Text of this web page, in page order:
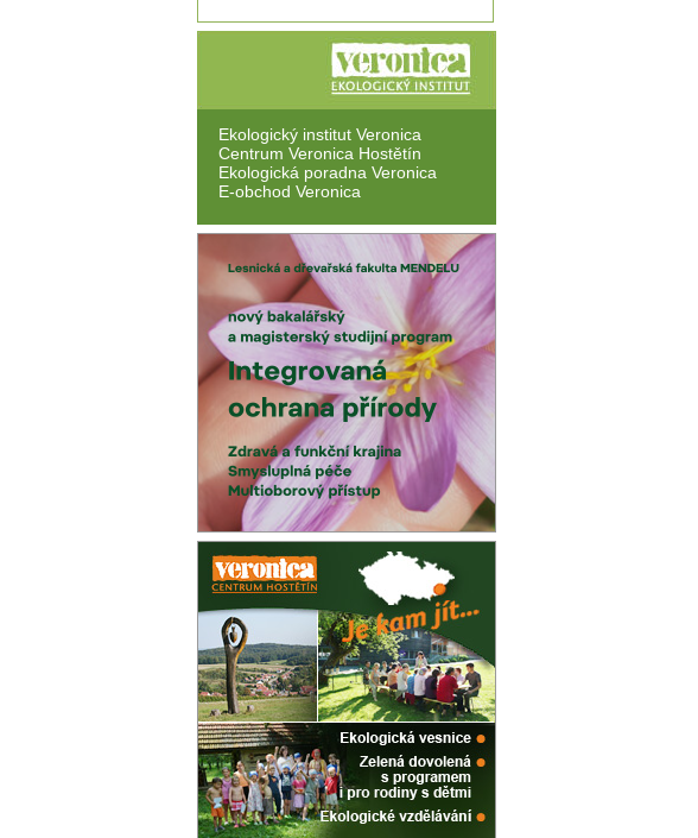
Ekologický institut Veronica
Centrum Veronica Hostětín
Ekologická poradna Veronica
E-obchod Veronica